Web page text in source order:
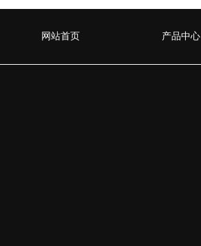
网站首页 产品中心